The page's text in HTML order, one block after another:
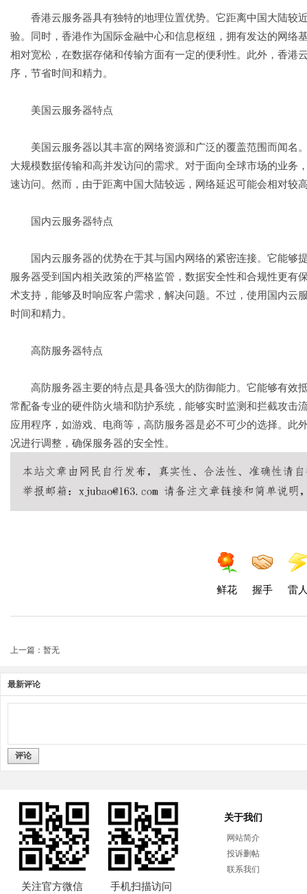
香港云服务器具有独特的地理位置优势。它距离中国大陆较
验。同时，香港作为国际金融中心和信息枢纽，拥有发达的网络
相对宽松，在数据存储和传输方面有一定的便利性。此外，香港
序，节省时间和精力。
美国云服务器特点
美国云服务器以其丰富的网络资源和广泛的覆盖范围而闻名
大规模数据传输和高并发访问的需求。对于面向全球市场的业
速访问。然而，由于距离中国大陆较远，网络延迟可能会相对较
国内云服务器特点
国内云服务器的优势在于其与国内网络的紧密连接。它能够
服务器受到国内相关政策的严格监管，数据安全性和合规性更
术支持，能够及时响应客户需求，解决问题。不过，使用国内云
时间和精力。
高防服务器特点
高防服务器主要的特点是具备强大的防御能力。它能够有效
常配备专业的硬件防火墙和防护系统，能够实时监测和拦截攻击
应用程序，如游戏、电商等，高防服务器是必不可少的选择。
况进行调整，确保服务器的安全性。
鲜花 握手 雷
上一篇：暂无
最新评论
评论
关注官方微信 手机扫描访问
关于我们
网站简介
投诉删帖
联系我们